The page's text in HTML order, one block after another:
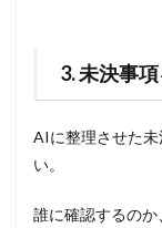
3. 未決事
AIに整理させた
い。
誰に確認するの